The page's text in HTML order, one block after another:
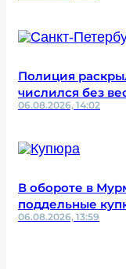
Полиция
числился без
06.08.2026, 14:02
В обороте в
поддельные
06.08.2026, 13:59